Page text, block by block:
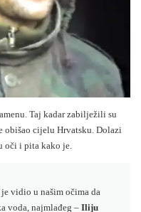
Taj kadar zabilježili su
obišao cijelu Hrvatsku. Dolazi
oči i pita kako je.
vidio u našim očima da
voda, najmlađeg –Iliju